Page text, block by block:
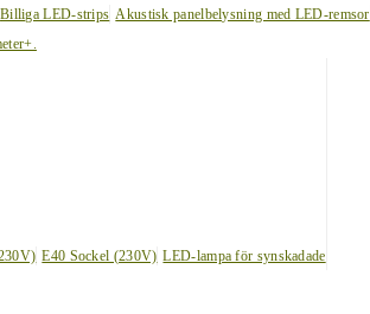
Billiga LED-strips Akustisk panelbelysning med LED-remsor
E40 Sockel (230V) LED-lampa för synskadade